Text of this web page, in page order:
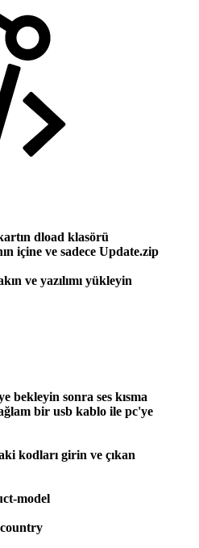
dload klasörü
içine ve sadece Update.zip
ve yazılımı yükleyin
bekleyin sonra ses kısma
bir usb kablo ile pc'ye
kodları girin ve çıkan
model